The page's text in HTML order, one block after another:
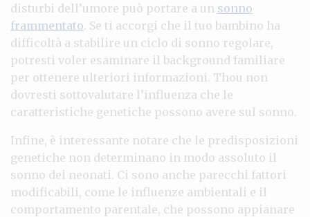
disturbi dell’umore può portare a un sonno
frammentato. Se ti accorgi che il tuo bambino ha
difficoltà a stabilire un ciclo di sonno regolare,
potresti voler esaminare il background familiare
per ottenere ulteriori informazioni. Thou non
dovresti sottovalutare l’influenza che le
caratteristiche genetiche possono avere sul sonno.
Infine, è interessante notare che le predisposizioni
genetiche non determinano in modo assoluto il
sonno dei neonati. Ci sono anche parecchi fattori
modificabili, come le influenze ambientali e il
comportamento parentale, che possono appianare